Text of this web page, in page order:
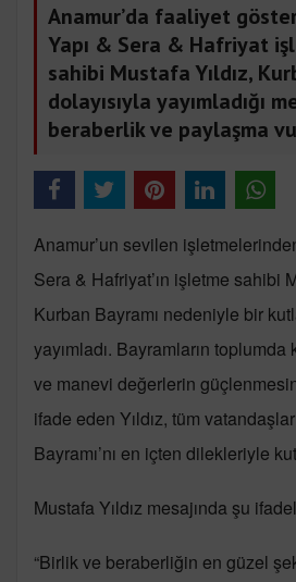
Anamur’da faaliyet
Yapı & Sera & Hafriyat
sahibi Mustafa Yıldız,
dolayısıyla yayımladığı
beraberlik ve paylaşma
Anamur’un sevilen
Sera & Hafriyat’ın işletme sahibi
Kurban Bayramı nedeniyle bir
yayımladı. Bayramların
ve manevi değerlerin
ifade eden Yıldız, tüm
Bayramı’nı en içten dilekleriyle
Mustafa Yıldız mesajında şu
“Birlik ve beraberliğin en güzel